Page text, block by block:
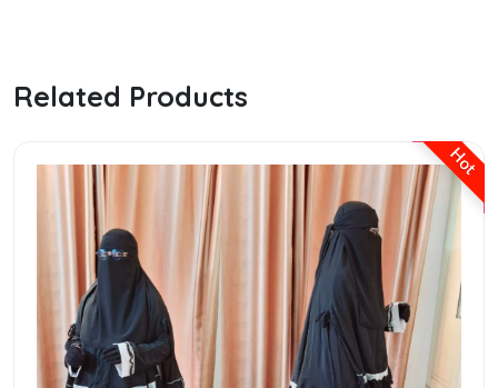
Related Products
Hot